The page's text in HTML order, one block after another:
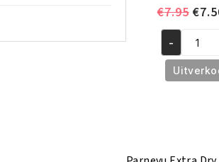
€7.95
was:
€
Parnevu
T-
Tree
-